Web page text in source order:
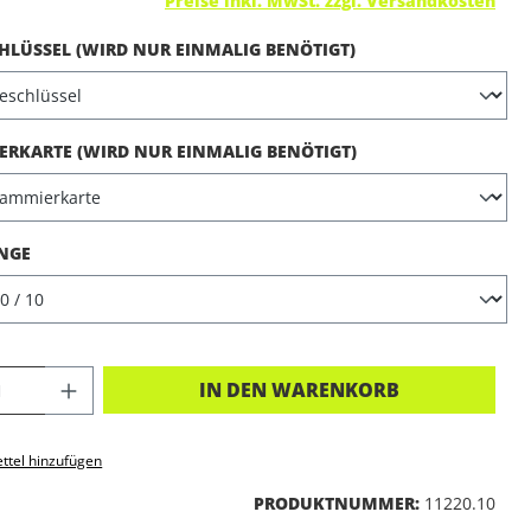
(WIRD NUR EINMALIG BENÖTIGT)AUSWÄHLEN
(WIRD NUR EINMALIG BENÖTIGT)AUSWÄHLEN
ANZAHL: GIB DEN
IN DEN WARENKORB
hinzufügen
PRODUKTNUMMER: 11220.10